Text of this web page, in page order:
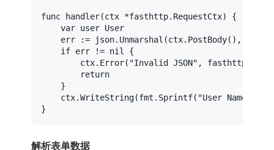
func handler(ctx *fasthttp.RequestCtx)
{
var user User
if err != nil
{
		ctx.Error(
"Invalid JSON" ,
return
	ctx.WriteString(fmt.Sprintf(
"User Name:
解析表单数据